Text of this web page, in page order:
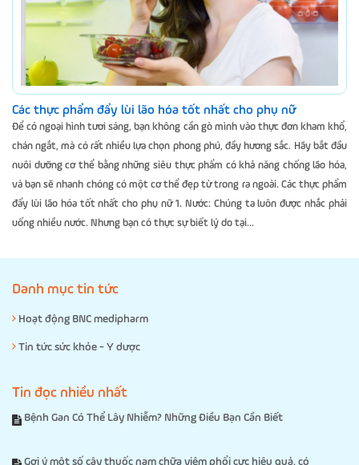
Các thực phẩm đẩy lùi lão hóa tốt nhất cho phụ nữ
Để có ngoại hình tươi sáng, bạn không cần gò mình vào thực đơn kham khổ,
chán ngắt, mà có rất nhiều lựa chọn phong phú, đầy hương sắc. Hãy bắt đầu
nuôi dưỡng cơ thể bằng những siêu thực phẩm có khả năng chống lão hóa,
và bạn sẽ nhanh chóng có một cơ thể đẹp từ trong ra ngoài. Các thực phẩm
đẩy lùi lão hóa tốt nhất cho phụ nữ 1. Nước: Chúng ta luôn được nhắc phải
uống nhiều nước. Nhưng bạn có thực sự biết lý do tại...
Danh mục tin tức
Hoạt động BNC medipharm
Tin tức sức khỏe - Y dược
Tin đọc nhiều nhất
Bệnh Gan Có Thể Lây Nhiễm? Những Điều Bạn Cần Biết
Gợi ý một số cây thuốc nam chữa viêm phổi cực hiệu quả, có